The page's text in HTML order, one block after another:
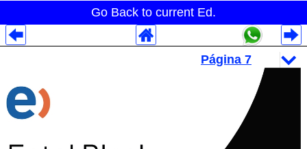
Go Back to current Ed.
Despliegues Analytics
Despliegues por Rubros